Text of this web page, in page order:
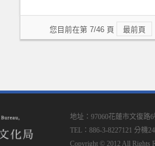
您目前在第 7/46 頁 最前頁
地址：97060花蓮市文復路
TEL：886-3-8227121 分機
Copyright © 2012 All Rights